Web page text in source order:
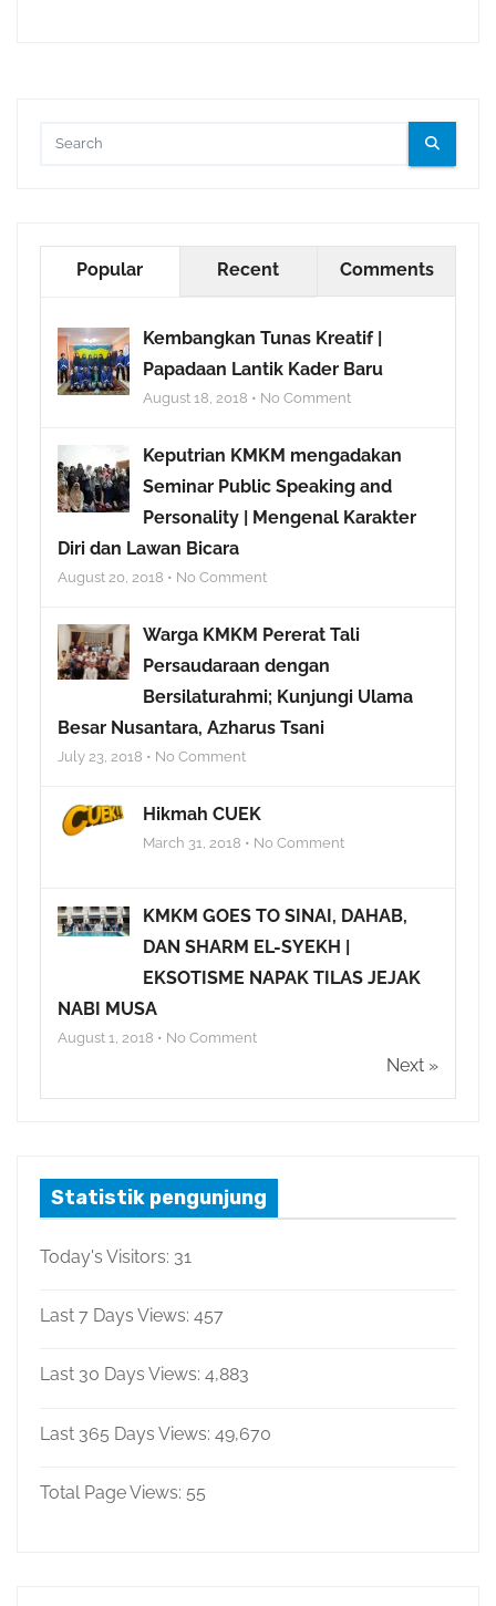
Popular Recent Comments
Kembangkan Tunas Kreatif |
Papadaan Lantik Kader Baru
August 18, 2018 • No Comment
Keputrian KMKM mengadakan
Seminar Public Speaking and
Personality | Mengenal Karakter
Diri dan Lawan Bicara
August 20, 2018 • No Comment
Warga KMKM Pererat Tali
Persaudaraan dengan
Bersilaturahmi; Kunjungi Ulama
Besar Nusantara, Azharus Tsani
July 23, 2018 • No Comment
Hikmah CUEK
March 31, 2018 • No Comment
KMKM GOES TO SINAI, DAHAB,
DAN SHARM EL-SYEKH |
EKSOTISME NAPAK TILAS JEJAK
NABI MUSA
August 1, 2018 • No Comment
Next »
Statistik pengunjung
Today's Visitors: 31
Last 7 Days Views: 457
Last 30 Days Views: 4,883
Last 365 Days Views: 49,670
Total Page Views: 55